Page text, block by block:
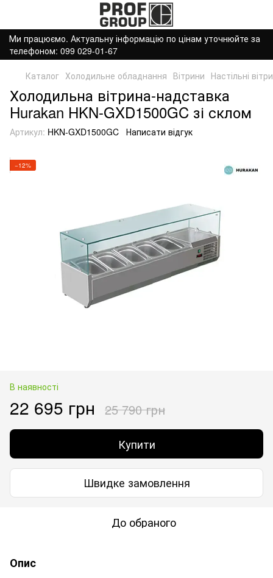
Ми працюємо. Актуальну інформацію по цінам уточнюйте за
телефоном: 099 029-01-67
Каталог Холодильне обладнання Вітрини Настільні
Холодильна вітрина-надставка
Hurakan HKN-GXD1500GC зі склом
Артикул: HKN-GXD1500GC Написати відгук
−12%
В наявності
22 695 грн 25 790 грн
Купити
Швидке замовлення
До обраного
Опис